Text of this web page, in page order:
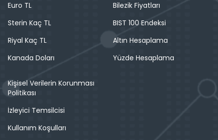
Euro TL
Sterin Kaç TL
Riyal Kaç TL
Kanada Doları
Bilezik Fiyatları
BIST 100 Endeksi
Altın Hesaplama
Yüzde Hesaplama
Kişisel Verilerin Korunması
Politikası
İzleyici Temsilcisi
Kullanım Koşulları